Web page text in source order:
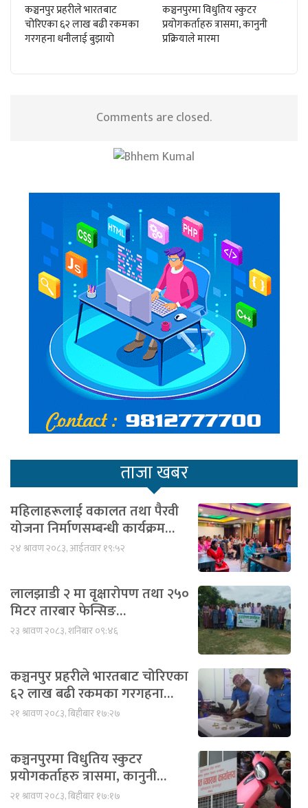
कञ्चनपुर प्रहरीले भारतबाट
चोरिएका ६२ लाख बढी रकमका
गरगहना धनीलाई बुझायो
कञ्चनपुरमा विधुतिय स्कुटर
प्रयोगकर्ताहरु त्रासमा, कानुनी
प्रक्रियाले मारमा
Comments are closed.
ताजा खबर
महिलाहरूलाई वकालत तथा पैरवी
योजना निर्माणसम्बन्धी कार्यक्रम…
२४ श्रावण २०८३, आईतवार १९:५२
लालझाडी २ मा वृक्षारोपण तथा २५०
मिटर तारबार फेन्सिङ…
२३ श्रावण २०८३, शनिबार ०९:४६
कञ्चनपुर प्रहरीले भारतबाट चोरिएका
६२ लाख बढी रकमका गरगहना…
२१ श्रावण २०८३, बिहीबार १७:२७
कञ्चनपुरमा विधुतिय स्कुटर
प्रयोगकर्ताहरु त्रासमा, कानुनी…
२१ श्रावण २०८३, बिहीबार १७:१७